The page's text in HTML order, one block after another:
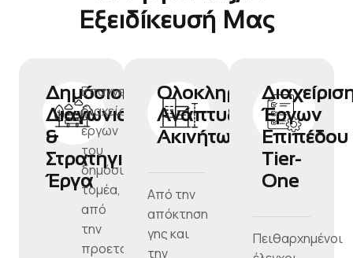
Εξειδίκευσή Μας
Δημόσιοι
Διαγωνισμοί
&
Στρατηγικά
Έργα
Επαγγελματική
διαχείριση
έργων
του
δημόσιου
τομέα,
από
την
προετοιμασία
Ολοκληρωμένη
Ανάπτυξη
Ακινήτων
Από την
απόκτηση
γης και
την
Έργων
Επιπέδου
Tier-
One
Πειθαρχημένοι